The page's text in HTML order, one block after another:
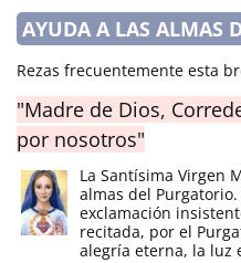
AYUDA A LAS ALMAS
Rezas frecuentemente esta
"Madre de Dios,
por nosotros"
La Santísima Virgen
almas del
exclamación
recitada, por el
alegría eterna, la luz